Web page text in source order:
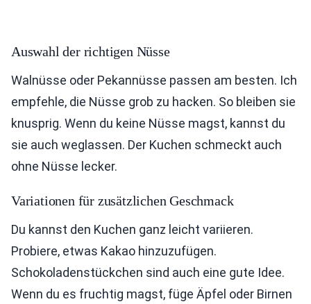
Auswahl der richtigen Nüsse
Walnüsse oder Pekannüsse passen am besten. Ich
empfehle, die Nüsse grob zu hacken. So bleiben sie
knusprig. Wenn du keine Nüsse magst, kannst du
sie auch weglassen. Der Kuchen schmeckt auch
ohne Nüsse lecker.
Variationen für zusätzlichen Geschmack
Du kannst den Kuchen ganz leicht variieren.
Probiere, etwas Kakao hinzuzufügen.
Schokoladenstückchen sind auch eine gute Idee.
Wenn du es fruchtig magst, füge Äpfel oder Birnen